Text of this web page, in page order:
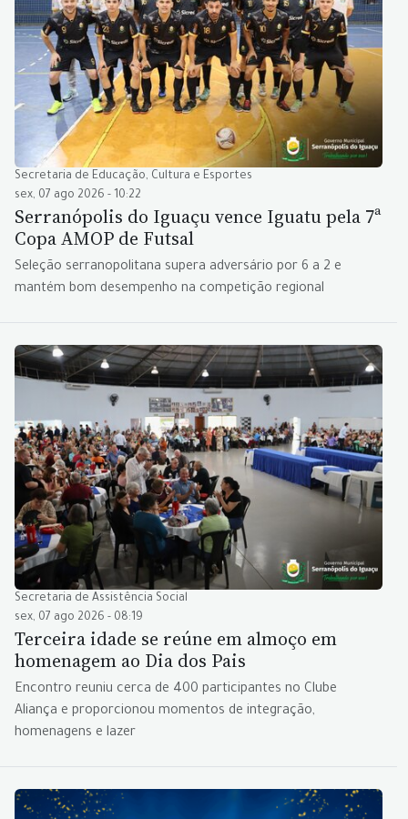
Secretaria de Educação, Cultura e Esportes
sex, 07 ago 2026 - 10:22
Serranópolis do Iguaçu vence Iguatu pela 7ª
Copa AMOP de Futsal
Seleção serranopolitana supera adversário por 6 a 2 e
mantém bom desempenho na competição regional
Secretaria de Assistência Social
sex, 07 ago 2026 - 08:19
Terceira idade se reúne em almoço em
homenagem ao Dia dos Pais
Encontro reuniu cerca de 400 participantes no Clube
Aliança e proporcionou momentos de integração,
homenagens e lazer